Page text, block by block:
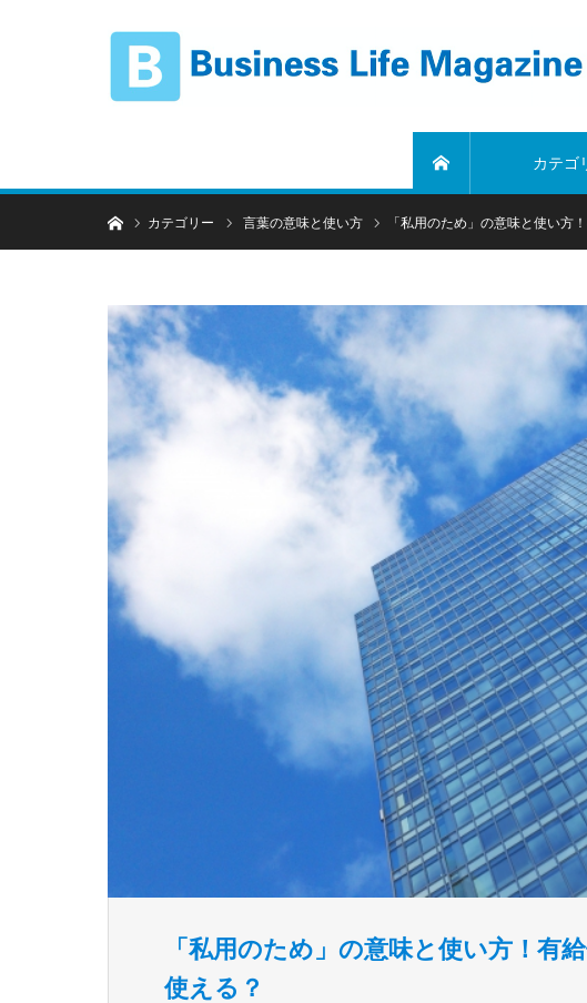
カテゴ
ホームカテゴリー 言葉の意味と使い方 「私用のため」の意味と使い方
「私用のため」の意味と使い方！有
使える？